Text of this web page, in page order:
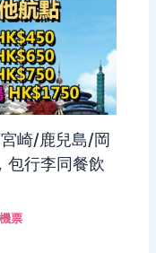
崎/鹿兒島/岡
行李同餐飲
票